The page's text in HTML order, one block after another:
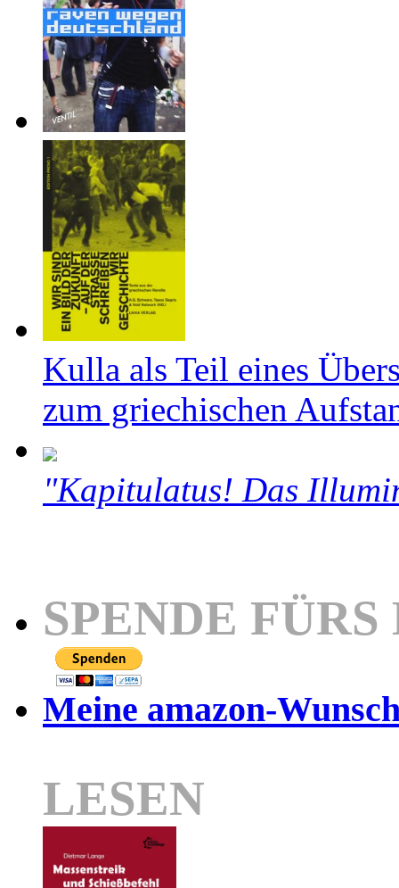
Kulla als Teil eines
zum griechischen
"Kapitulatus! Das
SPENDE
Meine amazon-
LESEN